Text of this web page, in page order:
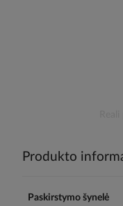
beginning
images
Produkto
Paskirstymo šynelė